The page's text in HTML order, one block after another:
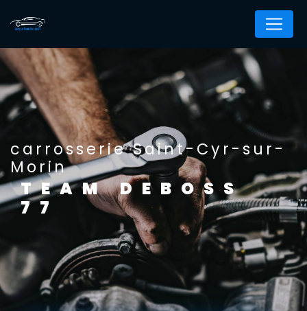
carrosserie Saint-Cyr-sur-
Morin
TEAM DEBOSS
77